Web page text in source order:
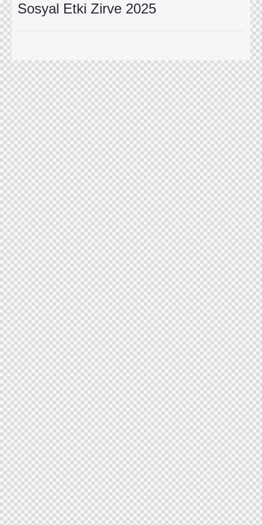
Sosyal Etki Zirve 2025